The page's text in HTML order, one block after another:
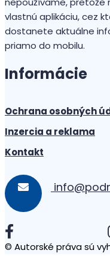
vlastnú aplikáciu, cez
dostanete aktuálne
priamo do mobilu.
Informácie
Ochrana osobných
Inzercia a reklama
Kontakt
© Autorské práva sú